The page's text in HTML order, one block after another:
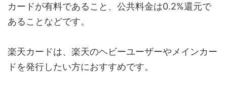
カードが有料であること、公共料金は0.2%還元で
あることなどです。
楽天カードは、楽天のヘビーユーザーやメインカー
ドを発行したい方におすすめです。